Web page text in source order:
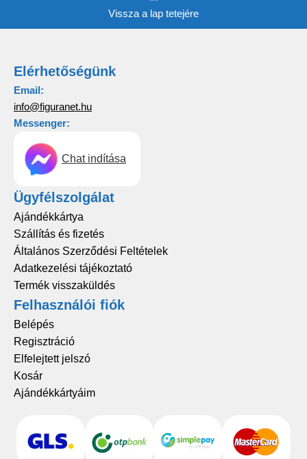
Vissza a lap tetejére
Elérhetőségünk
Email:
info@figuranet.hu
Messenger:
Chat indítása
Ügyfélszolgálat
Ajándékkártya
Szállítás és fizetés
Általános Szerződési Feltételek
Adatkezelési tájékoztató
Termék visszaküldés
Felhasználói fiók
Belépés
Regisztráció
Elfelejtett jelszó
Kosár
Ajándékkártyáim